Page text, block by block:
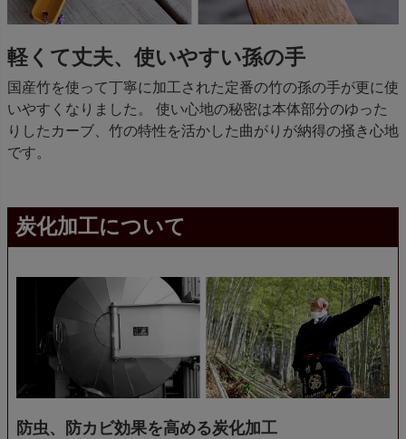
軽くて丈夫、使いやすい孫の手
国産竹を使って丁寧に加工された定番の竹の孫の手が更に使
いやすくなりました。 使い心地の秘密は本体部分のゆった
りしたカーブ、竹の特性を活かした曲がりが納得の掻き心地
です。
炭化加工について
防虫、防カビ効果を高める炭化加工